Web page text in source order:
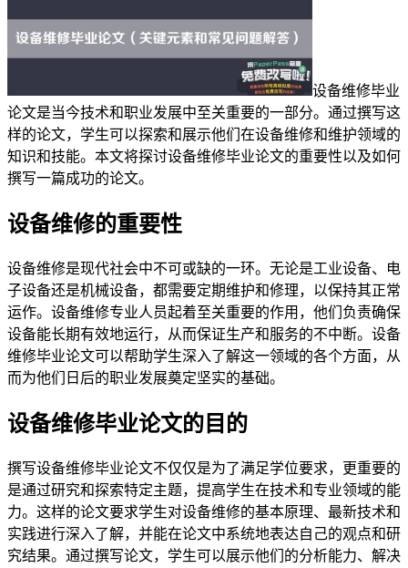
设备维修毕业
论文是当今技术和职业发展中至关重要的一部分。通过撰写这
样的论文，学生可以探索和展示他们在设备维修和维护领域的
知识和技能。本文将探讨设备维修毕业论文的重要性以及如何
撰写一篇成功的论文。
设备维修的重要性
设备维修是现代社会中不可或缺的一环。无论是工业设备、电
子设备还是机械设备，都需要定期维护和修理，以保持其正常
运作。设备维修专业人员起着至关重要的作用，他们负责确保
设备能长期有效地运行，从而保证生产和服务的不中断。设备
维修毕业论文可以帮助学生深入了解这一领域的各个方面，从
而为他们日后的职业发展奠定坚实的基础。
设备维修毕业论文的目的
撰写设备维修毕业论文不仅仅是为了满足学位要求，更重要的
是通过研究和探索特定主题，提高学生在技术和专业领域的能
力。这样的论文要求学生对设备维修的基本原理、最新技术和
实践进行深入了解，并能在论文中系统地表达自己的观点和研
究结果。通过撰写论文，学生可以展示他们的分析能力、解决